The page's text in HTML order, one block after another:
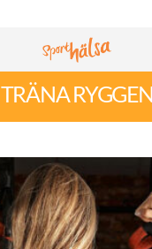
TRÄNA RYGGEN